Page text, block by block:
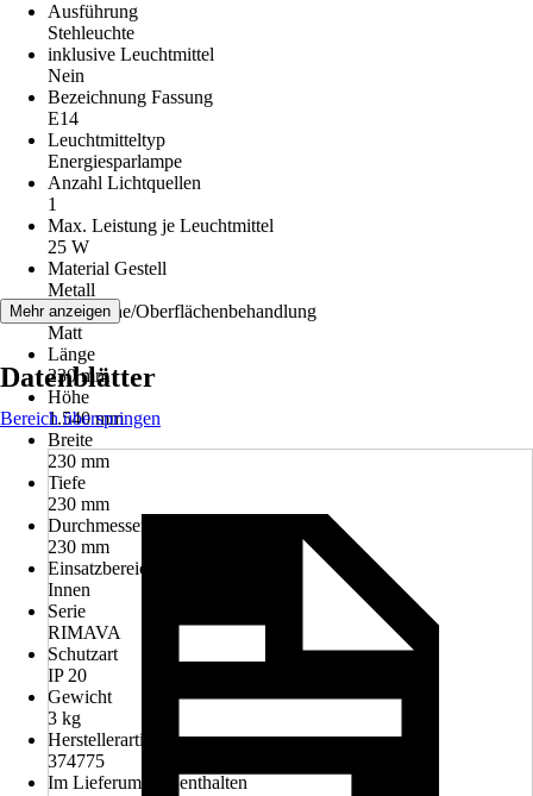
Ausführung
Stehleuchte
inklusive Leuchtmittel
Nein
Bezeichnung Fassung
E14
Leuchtmitteltyp
Energiesparlampe
Anzahl Lichtquellen
1
Max. Leistung je Leuchtmittel
25 W
Material Gestell
Metall
Oberfläche/Oberflächenbehandlung
Matt
Länge
230 mm
Höhe
1.540 mm
Breite
230 mm
Tiefe
230 mm
Durchmesser
230 mm
Einsatzbereich
Innen
Serie
RIMAVA
Schutzart
IP 20
Gewicht
3 kg
Herstellerartikelnummer
374775
Im Lieferumfang enthalten
Mehr anzeigen
Datenblätter
Bereich überspringen